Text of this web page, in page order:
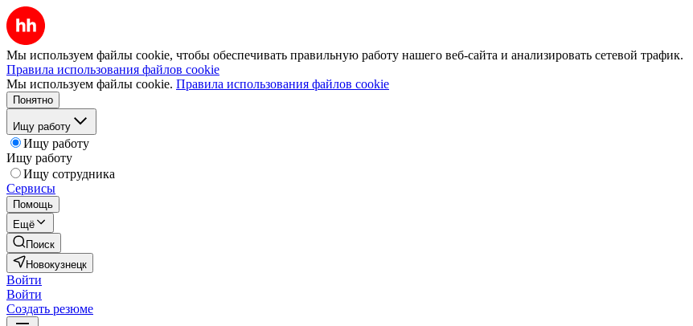
Мы используем файлы cookie, чтобы обеспечивать правильную работу нашего веб-сайта и анализировать сетевой трафик.
Правила использования файлов cookie
Мы используем файлы cookie. Правила использования файлов cookie
Понятно
Ищу работу
Ищу работу
Ищу работу
Ищу сотрудника
Сервисы
Помощь
Ещё
Поиск
Новокузнецк
Войти
Войти
Создать резюме